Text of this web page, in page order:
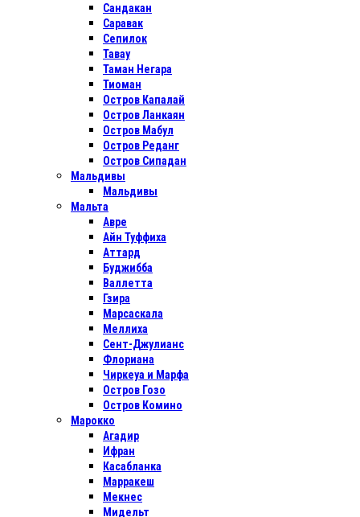
Сандакан
Саравак
Сепилок
Тавау
Таман Негара
Тиоман
Остров Капалай
Остров Ланкаян
Остров Мабул
Остров Реданг
Остров Сипадан
Мальдивы
Мальдивы
Мальта
Авре
Айн Туффиха
Аттард
Буджибба
Валлетта
Гзира
Марсаскала
Меллиха
Сент-Джулианс
Флориана
Чиркеуа и Марфа
Остров Гозо
Остров Комино
Марокко
Агадир
Ифран
Касабланка
Марракеш
Мекнес
Мидельт